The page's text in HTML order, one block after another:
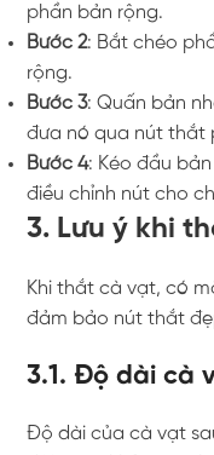
phần bản rộng.
Bước 2: Bắt chéo
rộng.
Bước 3: Quấn bản
đưa nó qua nút thắt
Bước 4: Kéo đầu
điều chỉnh nút cho
3. Lưu ý khi
Khi thắt cà vạt, có
đảm bảo nút thắt
3.1. Độ dài cà
Độ dài của cà vạt